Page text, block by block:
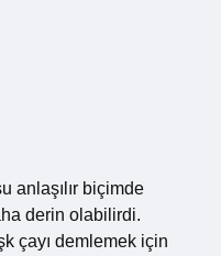
anlaşılır biçimde
derin olabilirdi.
çayı demlemek için